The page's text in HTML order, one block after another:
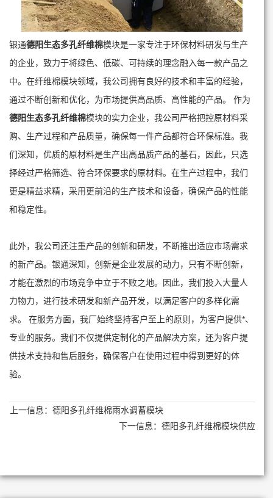
银通德阳生态多孔纤维棉模块是一家专注于环保材料研发与生产
的企业，致力于将绿色、低碳、可持续的理念融入每一款产品之
中。在纤维棉模块领域，我公司拥有良好的技术和丰富的经验，
通过不断创新和优化，为市场提供高品质、高性能的产品。 作为
德阳生态多孔纤维棉模块的实力企业，我公司严格把控原材料采
购、生产过程和产品质量，确保每一件产品都符合环保标准。我
们深知，优质的原材料是生产出高品质产品的基石，因此，只选
择经过严格筛选、符合环保要求的原材料。在生产过程中，我们
更是精益求精，采用更前沿的生产技术和设备，确保产品的性能
和稳定性。
此外，我公司还注重产品的创新和研发，不断推出适应市场需求
的新产品。银通深知，创新是企业发展的动力，只有不断创新，
才能在激烈的市场竞争中立于不败之地。因此，我们投入大量人
力物力，进行技术研发和新产品开发，以满足客户的多样化需
求。 在服务方面，我厂始终坚持客户至上的原则，为客户提供*、
专业的服务。我们不仅提供定制化的产品解决方案，还为客户提
供技术支持和售后服务，确保客户在使用过程中得到更好的体
验。
上一信息： 德阳多孔纤维棉雨水调蓄模块
下一信息：德阳多孔纤维棉模块供应